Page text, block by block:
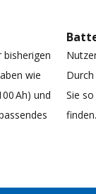
bisherigen
wie
Ah) und
Sie